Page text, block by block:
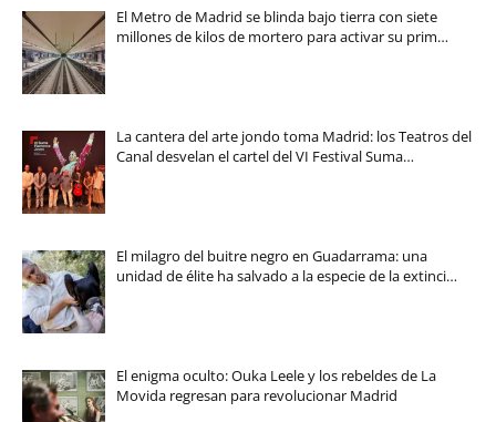
El Metro de Madrid se blinda bajo tierra con siete
millones de kilos de mortero para activar su prim…
La cantera del arte jondo toma Madrid: los Teatros del
Canal desvelan el cartel del VI Festival Suma…
El milagro del buitre negro en Guadarrama: una
unidad de élite ha salvado a la especie de la extinci…
El enigma oculto: Ouka Leele y los rebeldes de La
Movida regresan para revolucionar Madrid